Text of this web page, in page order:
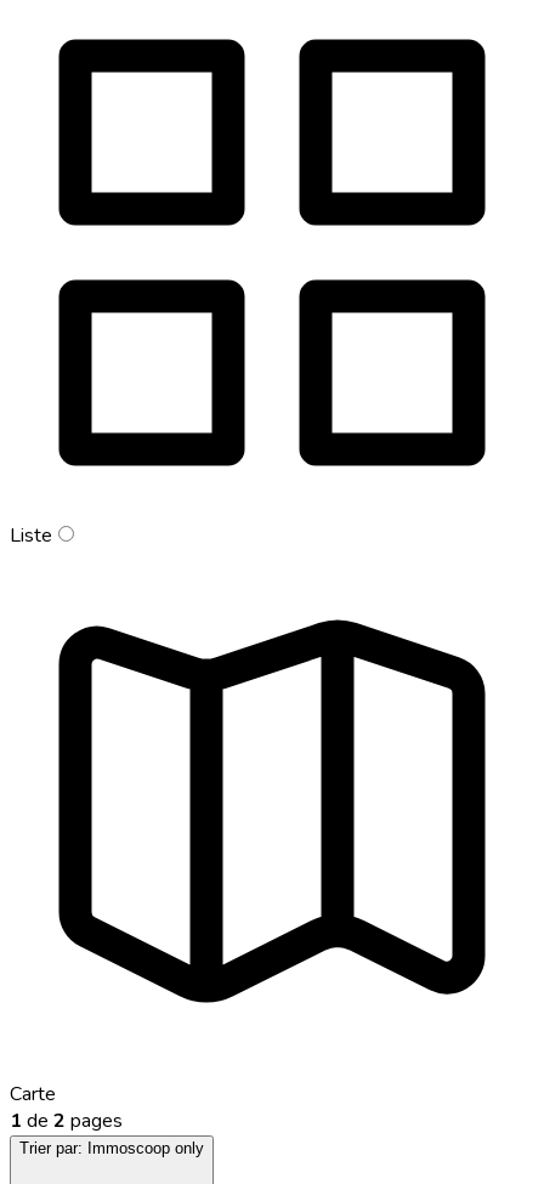
Liste
Carte
1 de 2 pages
Trier par: Immoscoop only